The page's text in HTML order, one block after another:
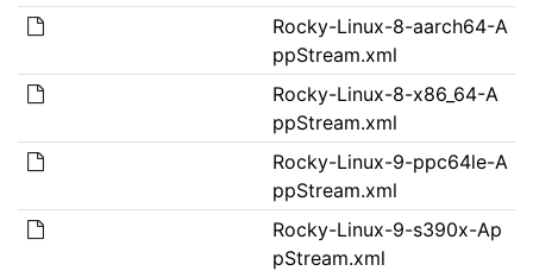
Rocky-Linux-8-aarch64-A
ppStream.xml
Rocky-Linux-8-x86_64-A
ppStream.xml
Rocky-Linux-9-ppc64le-A
ppStream.xml
Rocky-Linux-9-s390x-Ap
pStream.xml